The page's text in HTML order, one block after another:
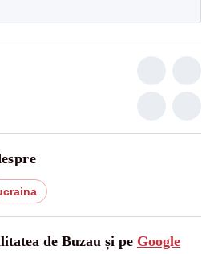
de Buzau și pe Google